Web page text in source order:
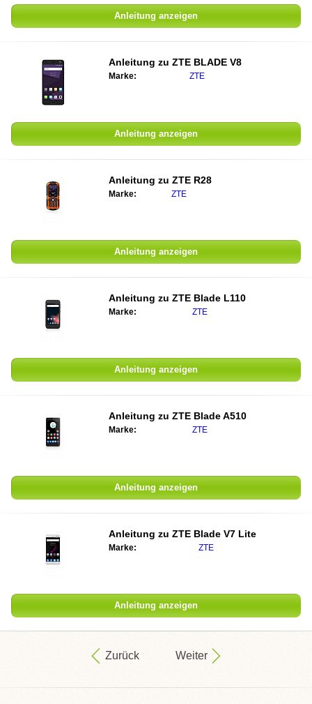
Anleitung anzeigen
Anleitung zu ZTE BLADE V8
Marke: ZTE
Anleitung anzeigen
Anleitung zu ZTE R28
Marke: ZTE
Anleitung anzeigen
Anleitung zu ZTE Blade L110
Marke: ZTE
Anleitung anzeigen
Anleitung zu ZTE Blade A510
Marke: ZTE
Anleitung anzeigen
Anleitung zu ZTE Blade V7 Lite
Marke: ZTE
Anleitung anzeigen
Zurück Weiter